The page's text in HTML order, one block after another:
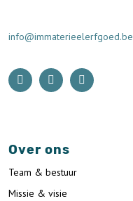
info@immaterieelerfgoed.be
Over ons
Team & bestuur
Missie & visie